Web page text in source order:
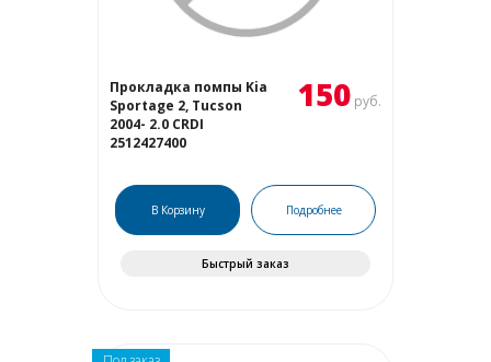
Прокладка помпы Kia
Sportage 2, Tucson
2004- 2.0 CRDI
2512427400
150 руб.
В Корзину Подробнее
Быстрый заказ